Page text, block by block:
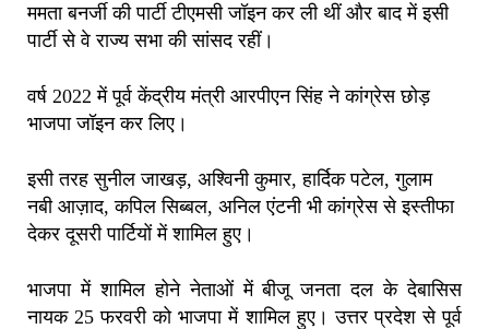
ममता बनर्जी की पार्टी टीएमसी जॉइन कर ली थीं और बाद में इसी
पार्टी से वे राज्य सभा की सांसद रहीं।
वर्ष 2022 में पूर्व केंद्रीय मंत्री आरपीएन सिंह ने कांग्रेस छोड़
भाजपा जॉइन कर लिए।
इसी तरह सुनील जाखड़, अश्विनी कुमार, हार्दिक पटेल, गुलाम
नबी आज़ाद, कपिल सिब्बल, अनिल एंटनी भी कांग्रेस से इस्तीफा
देकर दूसरी पार्टियों में शामिल हुए।
भाजपा में शामिल होने नेताओं में बीजू जनता दल के देबासिस
नायक 25 फरवरी को भाजपा में शामिल हुए। उत्तर प्रदेश से पूर्व